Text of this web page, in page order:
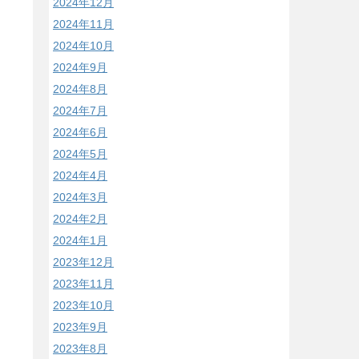
2024年11月
2024年10月
2024年9月
2024年8月
2024年7月
2024年6月
2024年5月
2024年4月
2024年3月
2024年2月
2024年1月
2023年12月
2023年11月
2023年10月
2023年9月
2023年8月